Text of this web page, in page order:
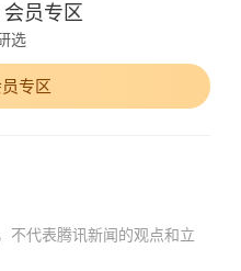
会员专区
选
专区
不代表腾讯新闻的观点和立